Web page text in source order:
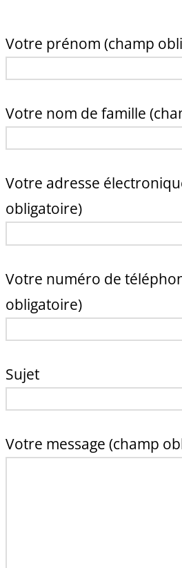
Votre prénom (champ
Votre nom de famille
Votre adresse
obligatoire)
Votre numéro de
obligatoire)
Sujet
Votre message (champ